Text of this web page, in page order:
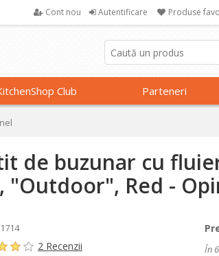
Cont nou Autentificare Produse
Club Parteneri
de buzunar cu
"Outdoor", Red -
2 Recenzii În